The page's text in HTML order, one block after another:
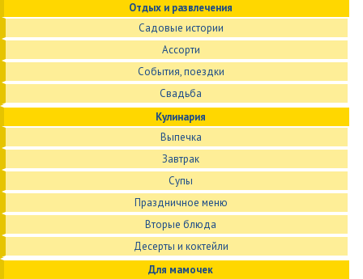
Отдых и развлечения
Садовые истории
Ассорти
События, поездки
Свадьба
Кулинария
Выпечка
Завтрак
Супы
Праздничное меню
Вторые блюда
Десерты и коктейли
Для мамочек